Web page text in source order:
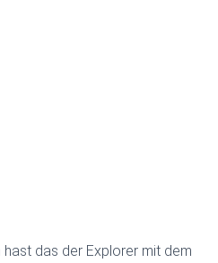
das der Explorer mit dem